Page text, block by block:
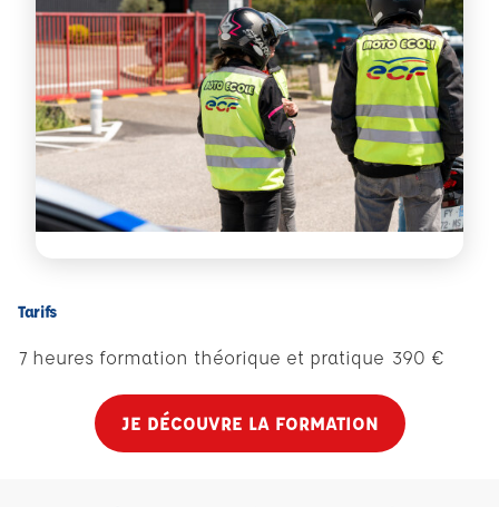
Tarifs
7 heures formation théorique et pratique 390 €
JE DÉCOUVRE LA FORMATION